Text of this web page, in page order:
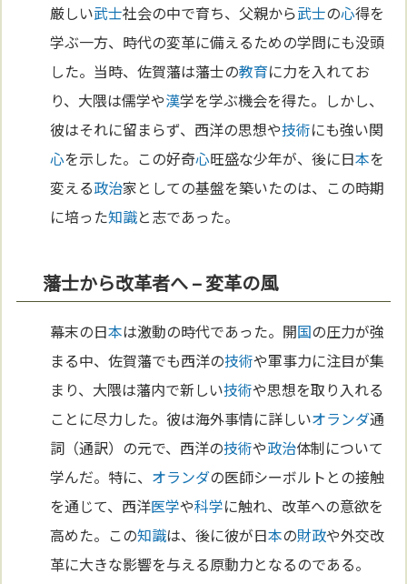
厳しい武士社会の中で育ち、父親から武士の心得を
学ぶ一方、時代の変革に備えるための学問にも没頭
した。当時、佐賀藩は藩士の教育に力を入れてお
り、大隈は儒学や漢学を学ぶ機会を得た。しかし、
彼はそれに留まらず、西洋の思想や技術にも強い関
心を示した。この好奇心旺盛な少年が、後に日本を
変える政治家としての基盤を築いたのは、この時期
に培った知識と志であった。
藩士から改革者へ – 変革の風
幕末の日本は激動の時代であった。開国の圧力が強
まる中、佐賀藩でも西洋の技術や軍事力に注目が集
まり、大隈は藩内で新しい技術や思想を取り入れる
ことに尽力した。彼は海外事情に詳しいオランダ通
詞（通訳）の元で、西洋の技術や政治体制について
学んだ。特に、 オランダの医師シーボルトとの接触
を通じて、西洋医学や科学に触れ、改革への意欲を
高めた。この知識は、後に彼が日本の財政や外交改
革に大きな影響を与える原動力となるのである。